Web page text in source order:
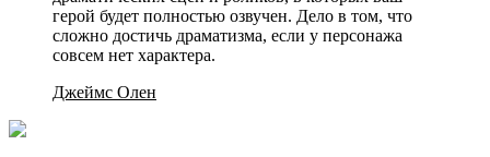
герой будет полностью озвучен. Дело в том, что
сложно достичь драматизма, если у персонажа
совсем нет характера.
Джеймс Олен